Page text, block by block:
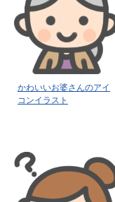
かわいいお婆さんのアイ
コンイラスト